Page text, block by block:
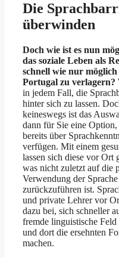
Die
überwinden
Doch wie ist es nun
das soziale Leben als
schnell wie nur möglich
Portugal zu verlagern?
in jedem Fall, die
hinter sich zu lassen.
keineswegs ist das
dann für Sie eine
bereits über
verfügen. Mit einem
lassen sich diese vor Ort
was nicht zuletzt auf die
Verwendung der Sprache
zurückzuführen ist.
und private Lehrer vor
dazu bei, sich schneller
fremde linguistische Feld
und dort die ersehnten
machen.